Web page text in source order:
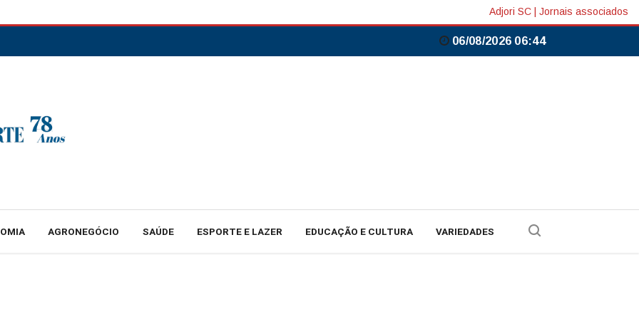
Adjori SC Jornais associados
06/08/2026 06:44
AGRONEGÓCIO SAÚDE ESPORTE E LAZER EDUCAÇÃO E CULTURA VARIEDADES